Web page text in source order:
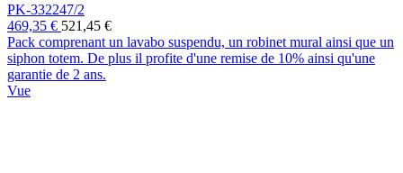
PK-332247/2
469,35 € 521,45 €
Pack comprenant un lavabo suspendu, un robinet mural ainsi que un
siphon totem. De plus il profite d'une remise de 10% ainsi qu'une
garantie de 2 ans.
Vue